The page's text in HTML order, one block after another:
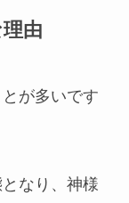
由
が多いです
なり、神様